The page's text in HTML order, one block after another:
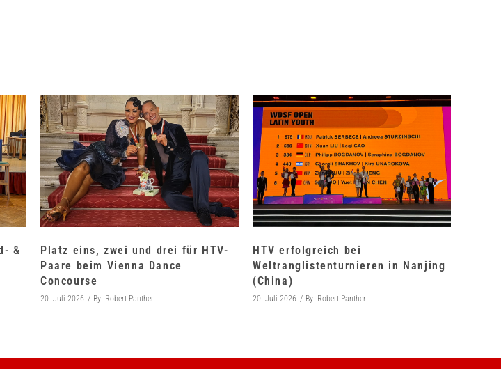
&
Platz eins, zwei und drei für HTV-
Paare beim Vienna Dance
Concourse
20. Juli 2026 By Robert Panther
HTV erfolgreich bei
Weltranglistenturnieren in Nanjing
(China)
20. Juli 2026 By Robert Panther